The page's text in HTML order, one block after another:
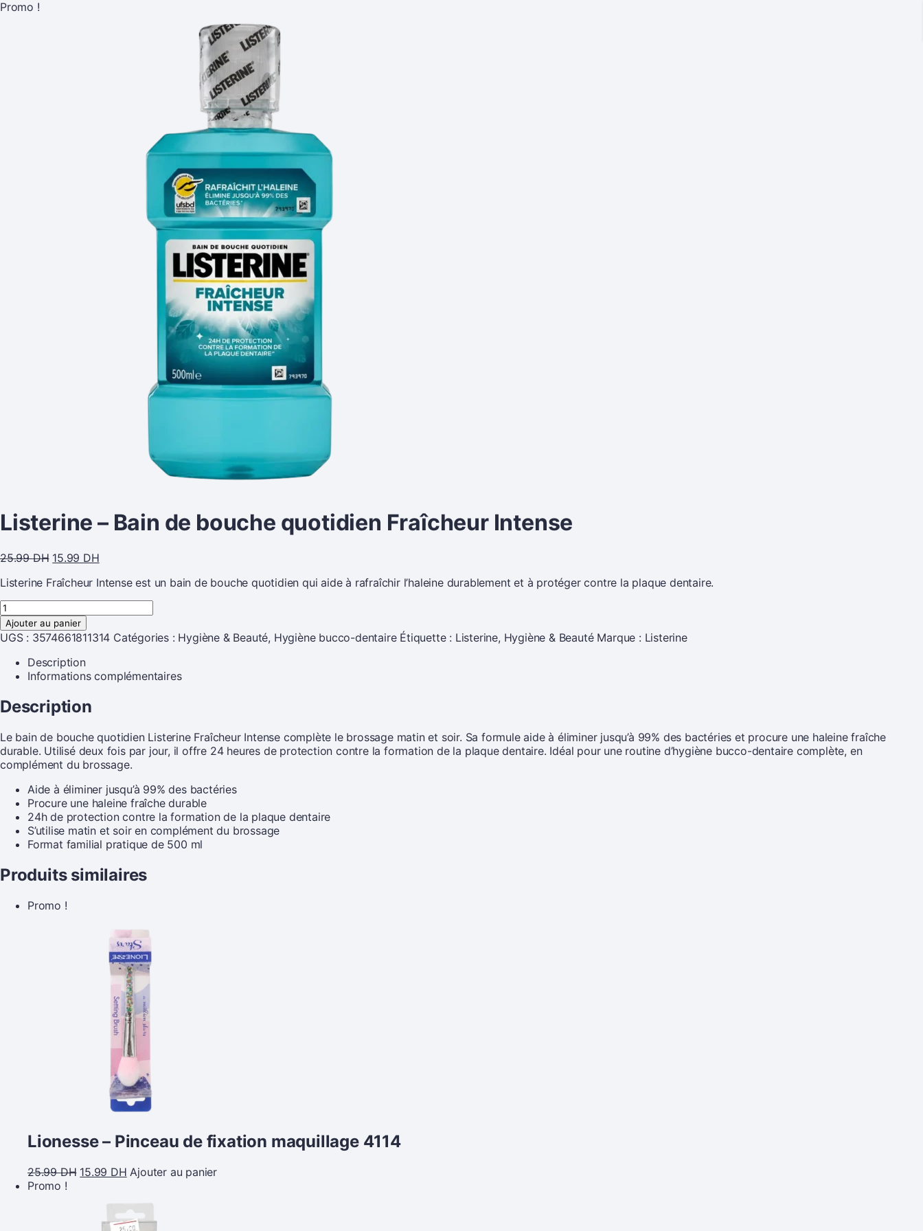
Promo !
Listerine – Bain de bouche quotidien Fraîcheur Intense
25.99DH 15.99 DH
Listerine Fraîcheur Intense est un bain de bouche quotidien qui aide à rafraîchir l’haleine durablement et à protéger contre la plaque dentaire.
Ajouter au panier
UGS : 3574661811314 Catégories : Hygiène & Beauté, Hygiène bucco-dentaire Étiquette : Listerine, Hygiène & Beauté Marque : Listerine
Description
Informations complémentaires
Description
Le bain de bouche quotidien Listerine Fraîcheur Intense complète le brossage matin et soir. Sa formule aide à éliminer jusqu’à 99% des bactéries et procure une haleine fraîche
durable. Utilisé deux fois par jour, il offre 24 heures de protection contre la formation de la plaque dentaire. Idéal pour une routine d’hygiène bucco-dentaire complète, en
complément du brossage.
Aide à éliminer jusqu’à 99% des bactéries
Procure une haleine fraîche durable
24h de protection contre la formation de la plaque dentaire
S’utilise matin et soir en complément du brossage
Format familial pratique de 500 ml
Produits similaires
Promo !
Lionesse – Pinceau de fixation maquillage 4114
25.99DH 15.99 DH Ajouter au panier
Promo !